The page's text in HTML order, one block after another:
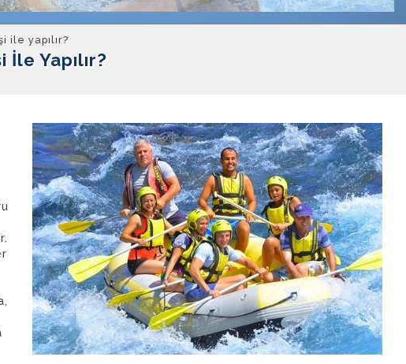
i̇le yapılır?
Yapılır?